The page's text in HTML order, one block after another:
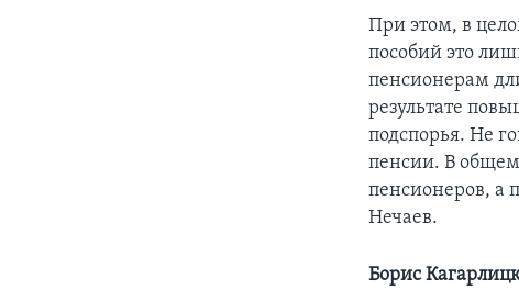
При этом, в
пособий это
пенсионерам
результате
подспорья. Не
пенсии. В
пенсионеров, а
Нечаев.
Борис